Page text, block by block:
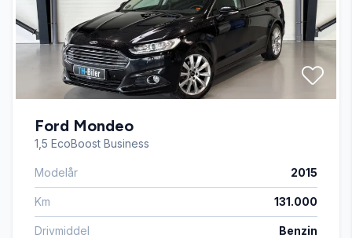
El-ruder x4
El-spejle
Fartpilot
Fjernbetjent centrallås
Højdejusterbare forsæder
Ford Mondeo
1,5 EcoBoost Business
Modelår 2015
Km 131.000
Drivmiddel Benzin